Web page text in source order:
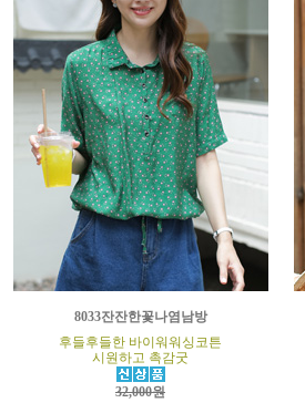
8033잔잔한꽃나염남방
후들후들한 바이워워싱코튼
시원하고 촉감굿
32,000원